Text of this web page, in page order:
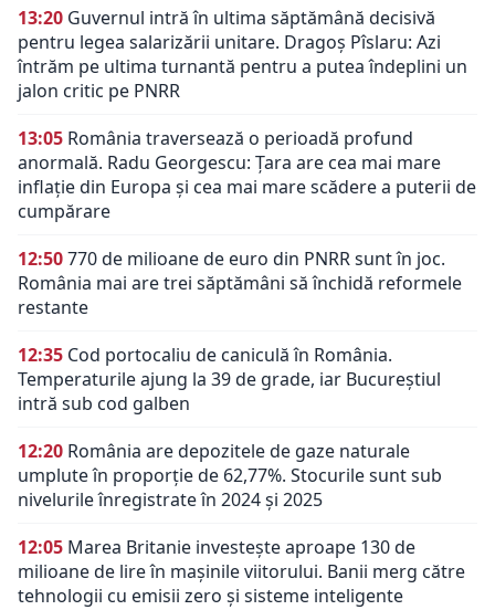
13:20 Guvernul intră în ultima săptămână decisivă
pentru legea salarizării unitare. Dragoș Pîslaru: Azi
întrăm pe ultima turnantă pentru a putea îndeplini un
jalon critic pe PNRR
13:05 România traversează o perioadă profund
anormală. Radu Georgescu: Țara are cea mai mare
inflație din Europa și cea mai mare scădere a puterii de
cumpărare
12:50770 de milioane de euro din PNRR sunt în joc.
România mai are trei săptămâni să închidă reformele
restante
12:35 Cod portocaliu de caniculă în România.
Temperaturile ajung la 39 de grade, iar Bucureștiul
intră sub cod galben
12:20 România are depozitele de gaze naturale
umplute în proporție de 62,77%. Stocurile sunt sub
nivelurile înregistrate în 2024 și 2025
12:05 Marea Britanie investește aproape 130 de
milioane de lire în mașinile viitorului. Banii merg către
tehnologii cu emisii zero și sisteme inteligente